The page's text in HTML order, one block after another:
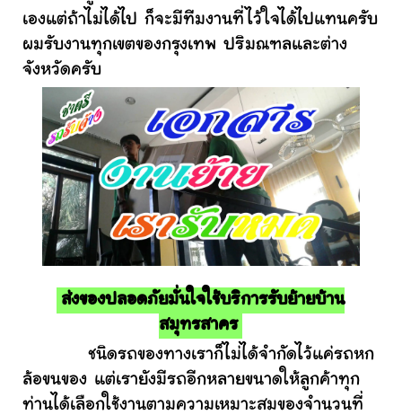
เองแต่ถ้าไม่ได้ไป ก็จะมีทีมงานที่ไว้ใจได้ไปแทนครับ
ผมรับงานทุกเขตของกรุงเทพ ปริมณฑลและต่าง
จังหวัดครับ
ส่งของปลอดภัยมั่นใจใช้บริการรับย้ายบ้าน
สมุทรสาคร
ชนิดรถของทางเราก็ไม่ได้จำกัดไว้แค่รถหก
ล้อขนของ แต่เรายังมีรถอีกหลายขนาดให้ลูกค้าทุก
ท่านได้เลือกใช้งานตามความเหมาะสมของจำนวนที่